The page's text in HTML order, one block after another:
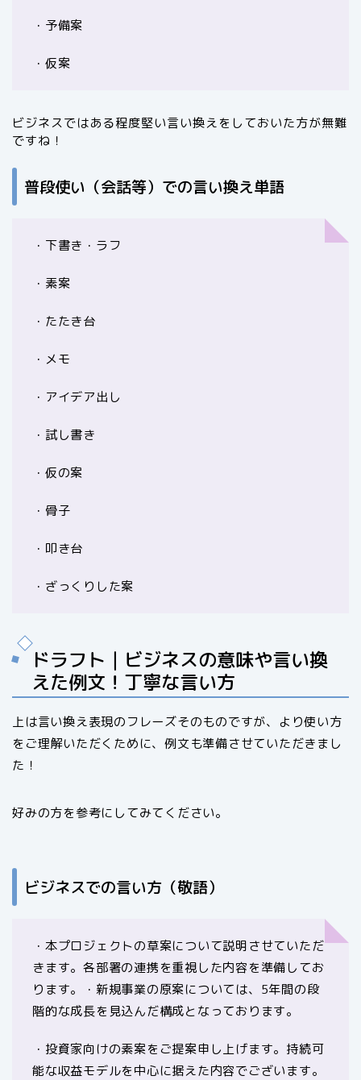
・予備案
・仮案
ビジネスではある程度堅い言い換えをしておいた方が無難
ですね！
普段使い（会話等）での言い換え単語
・下書き・ラフ
・素案
・たたき台
・メモ
・アイデア出し
・試し書き
・仮の案
・骨子
・叩き台
・ざっくりした案
ドラフト｜ビジネスの意味や言い換
えた例文！丁寧な言い方
上は言い換え表現のフレーズそのものですが、より使い方
をご理解いただくために、例文も準備させていただきまし
た！
好みの方を参考にしてみてください。
ビジネスでの言い方（敬語）
・本プロジェクトの草案について説明させていただ
きます。各部署の連携を重視した内容を準備してお
ります。・新規事業の原案については、5年間の段
階的な成長を見込んだ構成となっております。
・投資家向けの素案をご提案申し上げます。持続可
能な収益モデルを中心に据えた内容でございます。